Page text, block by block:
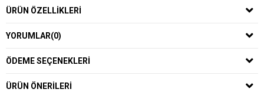
ÜRÜN ÖZELLIKLERI
YORUMLAR(0)
ÖDEME SEÇENEKLERI
ÜRÜN ÖNERILERI